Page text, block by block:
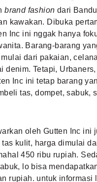
brand fashion dari
kawakan. Dibuka
Inc ini nggak hanya
Barang-barang
dari pakaian,
denim. Tetapi,
Inc ini tetap barang
tas, dompet, sabuk,
oleh Gutten Inc ini
kulit, harga dimulai
450 ribu rupiah.
lo bisa
rupiah. untuk informasi